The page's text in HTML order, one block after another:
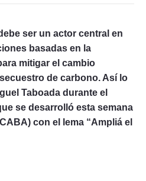
ser un actor central en
basadas en la
mitigar el cambio
de carbono. Así lo
Taboada durante el
se desarrolló esta semana
con el lema “Ampliá el